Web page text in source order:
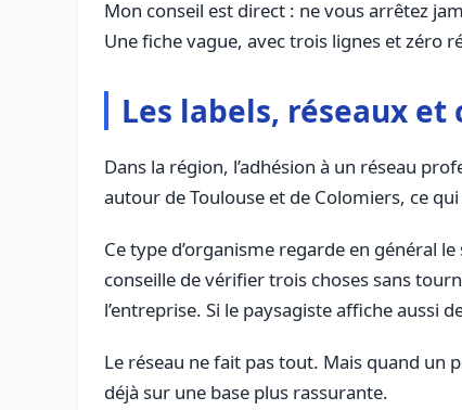
Mon conseil est direct : ne vous arrêtez
Une fiche vague, avec trois lignes et zéro
Les labels, réseaux
Dans la région, l’adhésion à un réseau
autour de Toulouse et de Colomiers, ce
Ce type d’organisme regarde en général
conseille de vérifier trois choses sans
l’entreprise. Si le paysagiste affiche aussi
Le réseau ne fait pas tout. Mais quand un
déjà sur une base plus rassurante.